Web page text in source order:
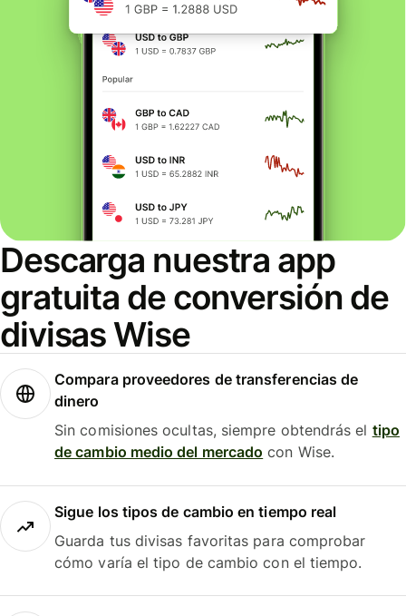
Descarga nuestra app
gratuita de conversión de
divisas Wise
Compara proveedores de transferencias de
dinero
Sin comisiones ocultas, siempre obtendrás el tipo
de cambio medio del mercado con Wise.
Sigue los tipos de cambio en tiempo real
Guarda tus divisas favoritas para comprobar
cómo varía el tipo de cambio con el tiempo.